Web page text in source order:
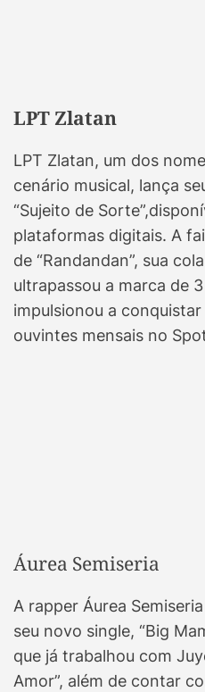
LPT Zlatan
LPT Zlatan, um dos
cenário musical, lança
“Sujeito de
plataformas digitais. A
de “Randandan”, sua
ultrapassou a marca de
impulsionou a
ouvintes mensais no
Áurea Semiseria
A rapper Áurea
seu novo single, “Big
que já trabalhou com
Amor”, além de contar